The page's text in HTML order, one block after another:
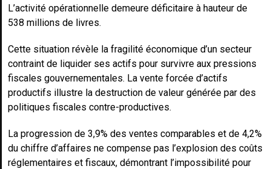
L’activité opérationnelle demeure déficitaire à hauteur de
538 millions de livres.
Cette situation révèle la fragilité économique d’un secteur
contraint de liquider ses actifs pour survivre aux pressions
fiscales gouvernementales. La vente forcée d’actifs
productifs illustre la destruction de valeur générée par des
politiques fiscales contre-productives.
La progression de 3,9% des ventes comparables et de 4,2%
du chiffre d’affaires ne compense pas l’explosion des coûts
réglementaires et fiscaux, démontrant l’impossibilité pour